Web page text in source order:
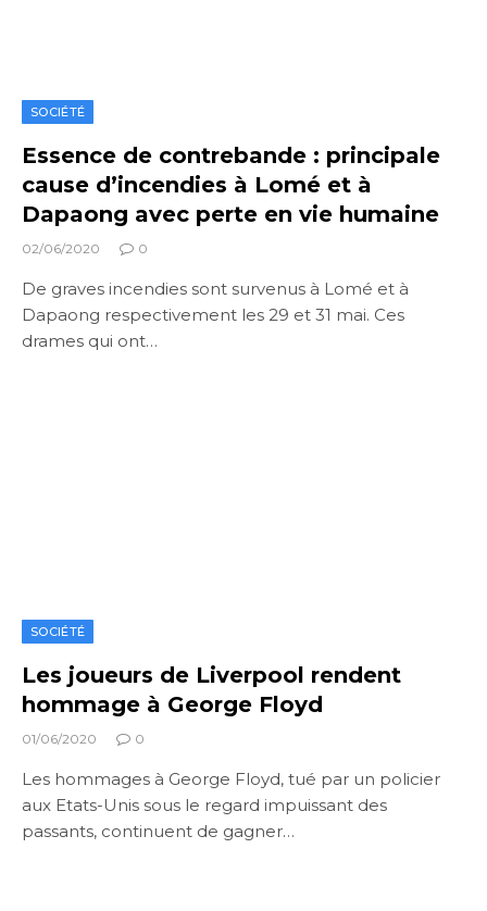
SOCIÉTÉ
Essence de contrebande : principale
cause d’incendies à Lomé et à
Dapaong avec perte en vie humaine
02/06/2020 0
De graves incendies sont survenus à Lomé et à
Dapaong respectivement les 29 et 31 mai. Ces
drames qui ont…
SOCIÉTÉ
Les joueurs de Liverpool rendent
hommage à George Floyd
01/06/2020 0
Les hommages à George Floyd, tué par un policier
aux Etats-Unis sous le regard impuissant des
passants, continuent de gagner…